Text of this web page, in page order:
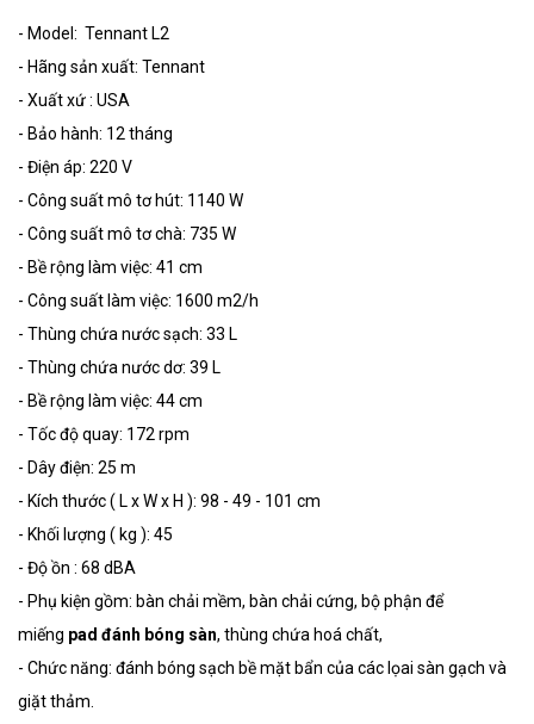
- Model: Tennant L2
- Hãng sản xuất: Tennant
- Xuất xứ : USA
- Bảo hành: 12 tháng
- Điện áp: 220 V
- Công suất mô tơ hút: 1140 W
- Công suất mô tơ chà: 735 W
- Bề rộng làm việc: 41 cm
- Công suất làm việc: 1600 m2/h
- Thùng chứa nước sạch: 33 L
- Thùng chứa nước dơ: 39 L
- Bề rộng làm việc: 44 cm
- Tốc độ quay: 172 rpm
- Dây điện: 25 m
- Kích thước ( L x W x H ): 98 - 49 - 101 cm
- Khối lượng ( kg ): 45
- Độ ồn : 68 dBA
- Phụ kiện gồm: bàn chải mềm, bàn chải cứng, bộ phận để
miếng pad đánh bóng sàn, thùng chứa hoá chất,
- Chức năng: đánh bóng sạch bề mặt bẩn của các lọai sàn gạch và
giặt thảm.